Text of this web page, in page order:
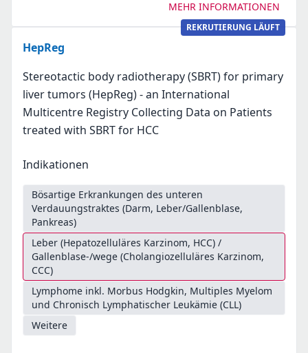
MEHR INFORMATIONEN
REKRUTIERUNG LÄUFT
HepReg
Stereotactic body radiotherapy (SBRT) for primary
liver tumors (HepReg) - an International
Multicentre Registry Collecting Data on Patients
treated with SBRT for HCC
Indikationen
Bösartige Erkrankungen des unteren
Verdauungstraktes (Darm, Leber/Gallenblase,
Pankreas)
Leber (Hepatozelluläres Karzinom, HCC) /
Gallenblase-/wege (Cholangiozelluläres Karzinom,
CCC)
Lymphome inkl. Morbus Hodgkin, Multiples Myelom
und Chronisch Lymphatischer Leukämie (CLL)
Weitere